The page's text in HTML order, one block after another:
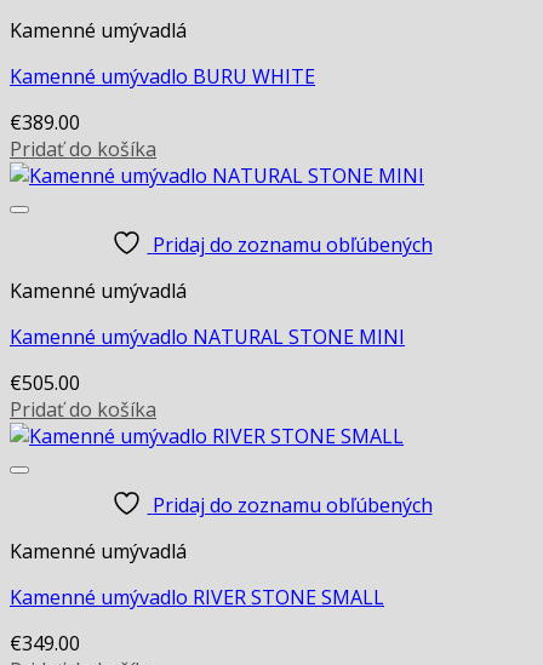
Kamenné umývadlá
Kamenné umývadlo BURU WHITE
€389.00
Pridať do košíka
Pridaj do zoznamu obľúbených
Kamenné umývadlá
Kamenné umývadlo NATURAL STONE MINI
€505.00
Pridať do košíka
Pridaj do zoznamu obľúbených
Kamenné umývadlá
Kamenné umývadlo RIVER STONE SMALL
€349.00